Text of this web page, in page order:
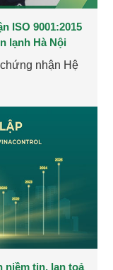
ISO 9001:2015
lạnh Hà Nội
nhận Hệ
niềm tin, lan toả